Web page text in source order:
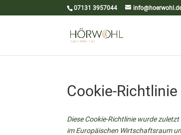
07131 3957044
Cookie-Richtlinie
Diese Cookie-Richtlinie wurde
im Europäischen Wirtschaftsraum